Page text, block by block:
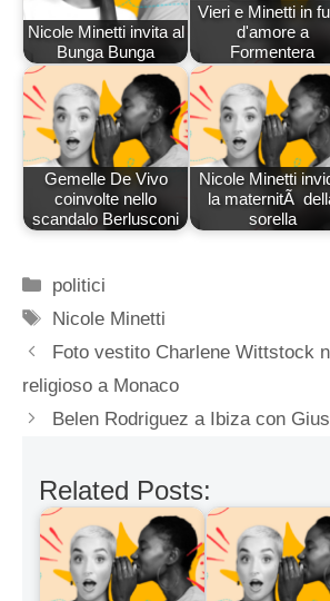
Nicole Minetti invita al
Bunga Bunga
Vieri e Minetti in
d'amore a
Formentera
Gemelle De Vivo
coinvolte nello
scandalo Berlusconi
Nicole Minetti
la maternitÃ
sorella
Categorie
politici
Tag
Nicole Minetti
Foto vestito Charlene Wittstock
religioso a Monaco
Belen Rodriguez a Ibiza con
Related Posts: